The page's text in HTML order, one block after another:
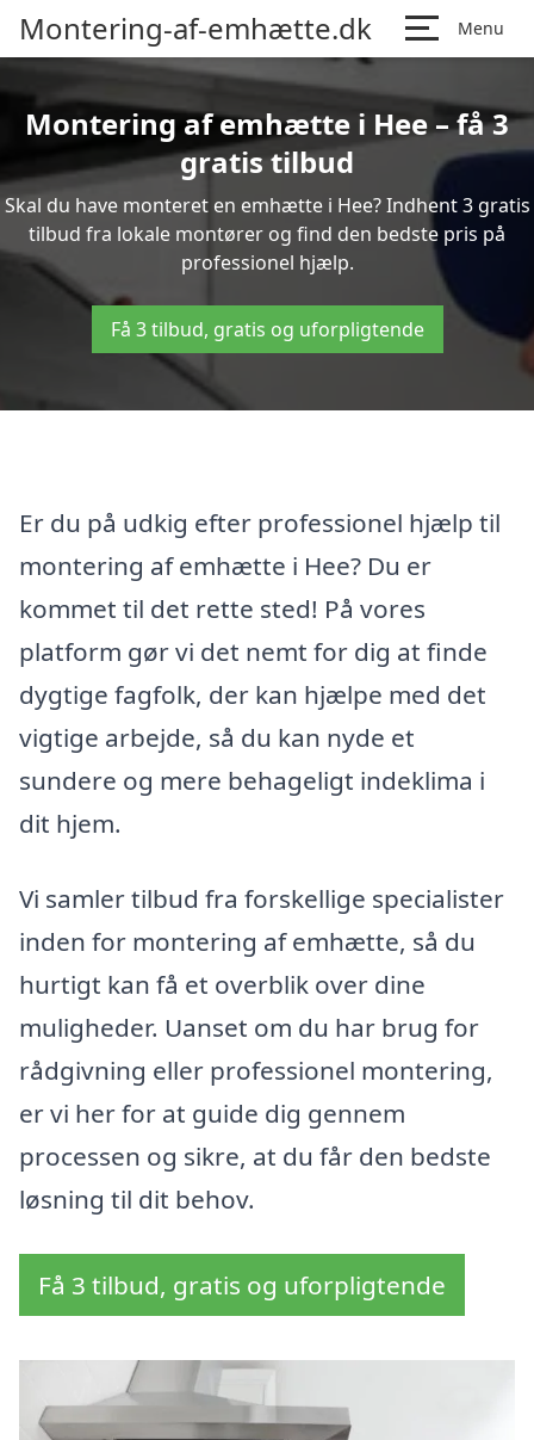
Montering-af-emhætte.dk Menu
Montering af emhætte i Hee – få 3
gratis tilbud
Skal du have monteret en emhætte i Hee? Indhent 3 gratis
tilbud fra lokale montører og find den bedste pris på
professionel hjælp.
Få 3 tilbud, gratis og uforpligtende
Er du på udkig efter professionel hjælp til
montering af emhætte i Hee? Du er
kommet til det rette sted! På vores
platform gør vi det nemt for dig at finde
dygtige fagfolk, der kan hjælpe med det
vigtige arbejde, så du kan nyde et
sundere og mere behageligt indeklima i
dit hjem.
Vi samler tilbud fra forskellige specialister
inden for montering af emhætte, så du
hurtigt kan få et overblik over dine
muligheder. Uanset om du har brug for
rådgivning eller professionel montering,
er vi her for at guide dig gennem
processen og sikre, at du får den bedste
løsning til dit behov.
Få 3 tilbud, gratis og uforpligtende